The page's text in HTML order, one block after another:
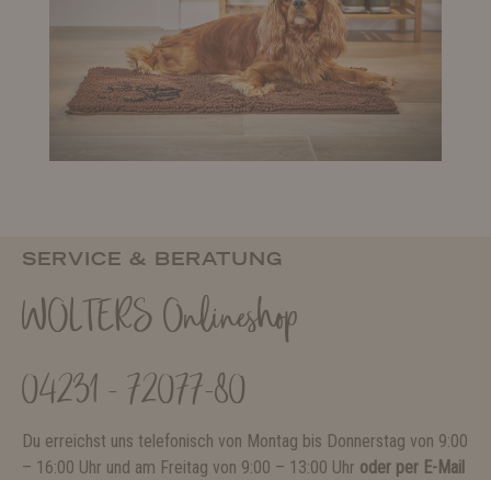
SERVICE & BERATUNG
WOLTERS Onlineshop
04231 - 72077-80
Du erreichst uns telefonisch von Montag bis Donnerstag von 9:00
– 16:00 Uhr und am Freitag von 9:00 – 13:00 Uhr oder per E-Mail